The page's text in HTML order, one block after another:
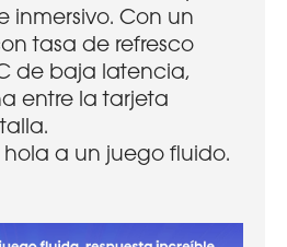
inmersivo. Con un
tasa de refresco
de baja latencia,
entre la tarjeta
hola a un juego fluido.